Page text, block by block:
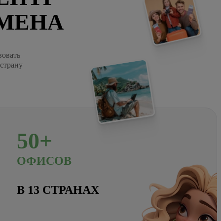
50+
ОФИСОВ
В 13 СТРАНАХ